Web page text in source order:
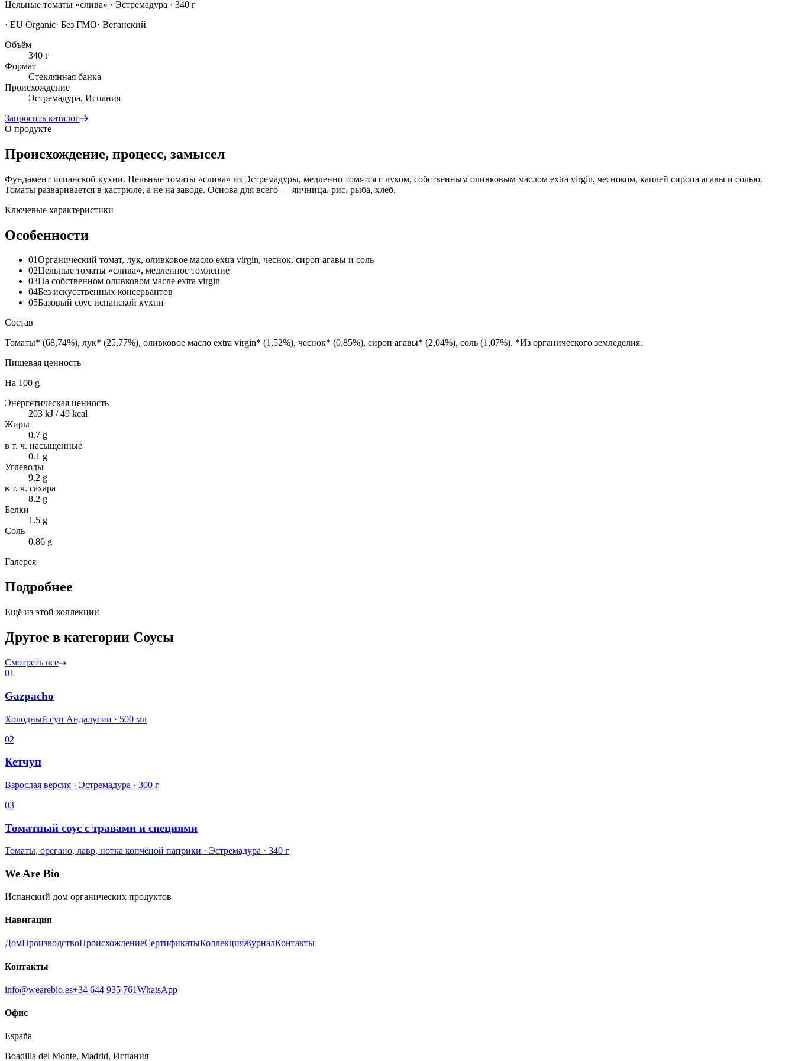
Цельные томаты «слива» · Эстремадура · 340 г
· EU Organic· Без ГМО· Веганский
Объём
340 г
Формат
Стеклянная банка
Происхождение
Эстремадура, Испания
Запросить каталог
О продукте
Происхождение, процесс, замысел
Фундамент испанской кухни. Цельные томаты «слива» из Эстремадуры, медленно томятся с луком, собственным оливковым маслом extra virgin, чесноком, каплей сиропа агавы и солью.
Томаты разваривается в кастрюле, а не на заводе. Основа для всего — яичница, рис, рыба, хлеб.
Ключевые характеристики
Особенности
01Органический томат, лук, оливковое масло extra virgin, чеснок, сироп агавы и соль
02Цельные томаты «слива», медленное томление
03На собственном оливковом масле extra virgin
04Без искусственных консервантов
05Базовый соус испанской кухни
Состав
Томаты* (68,74%), лук* (25,77%), оливковое масло extra virgin* (1,52%), чеснок* (0,85%), сироп агавы* (2,04%), соль (1,07%). *Из органического земледелия.
Пищевая ценность
На 100 g
Энергетическая ценность
203 kJ / 49 kcal
Жиры
0.7 g
в т. ч. насыщенные
0.1 g
Углеводы
9.2 g
в т. ч. сахара
8.2 g
Белки
1.5 g
Соль
0.86 g
Галерея
Подробнее
Ещё из этой коллекции
Другое в категории Соусы
Смотреть все
01
Gazpacho
Холодный суп Андалусии · 500 мл
02
Кетчуп
Взрослая версия · Эстремадура · 300 г
03
Томатный соус с травами и специями
Томаты, орегано, лавр, нотка копчёной паприки · Эстремадура · 340 г
We Are Bio
Испанский дом органических продуктов
Навигация
ДомПроизводствоПроисхождениеСертификатыКоллекцияЖурналКонтакты
Контакты
info@wearebio.es+34 644 935 761WhatsApp
Офис
España
Boadilla del Monte, Madrid, Испания